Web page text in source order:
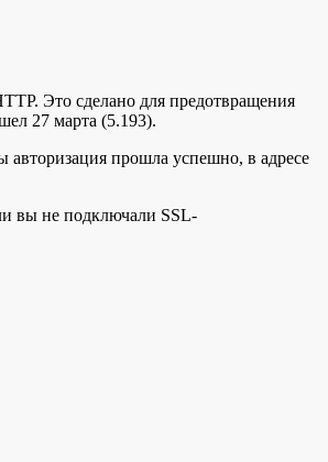
Это сделано для предотвращения
27 марта (5.193).
авторизация прошла успешно, в адресе
вы не подключали SSL-